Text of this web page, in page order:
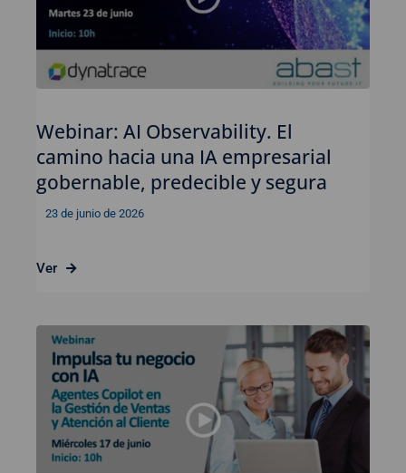
Webinar: AI Observability. El
camino hacia una IA empresarial
gobernable, predecible y segura
23 de junio de 2026
Ver